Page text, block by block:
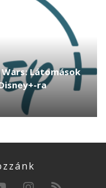
Látomások
ra